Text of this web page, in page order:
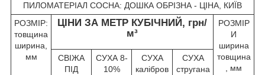
ПИЛОМАТЕРІАЛ СОСНА: ДОШКА ОБРІЗНА - ЦІНА, КИЇВ
РОЗМІР:
товщина
ширина,
мм
ЦІНИ ЗА МЕТР КУБІЧНИЙ, грн/
м³
РОЗМІР
И
ширина
товщина
, мм
СВІЖА
ПІД
СУХА 8-
10%
СУХА
калібров
СУХА
стругана